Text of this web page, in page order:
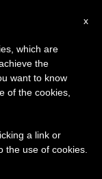
x
which are
the
want to know
of the cookies,
a link or
the use of cookies.